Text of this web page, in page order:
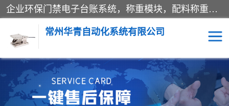
企业环保门禁电子台账系统，称重模块，配料称重系统,称重模块厂家,地磅称重系统,检重秤厂家 常州华青自动化主营：称重模块、无人值守称重系统、配料称重系统、地磅称重系统、检重秤、托利多称重模块等产品。各种称重软件，移动源环保门禁电子台账系统软件。 常州华青自动化系统有限公司7*24的电话支持服务、项目现场开发服务、新功能定制研发服务，产品培训、远程维护，现场安装调试工程等。
常州华青自动化系统有限公司
称重模块 称重仪表